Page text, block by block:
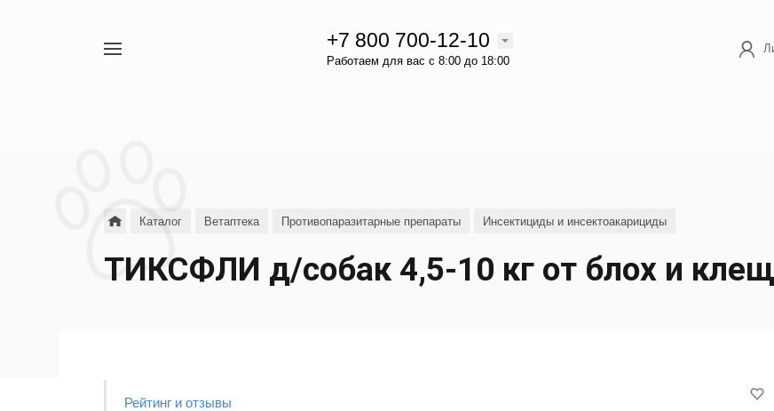
+7 800 700-12-10
Работаем для вас с 8:00 до 18:00
Каталог Ветаптека Противопаразитарные препараты Инсектициды и инсектоакарициды
ТИКСФЛИ д/собак 4,5-10 кг от блох и
Рейтинг и отзывы